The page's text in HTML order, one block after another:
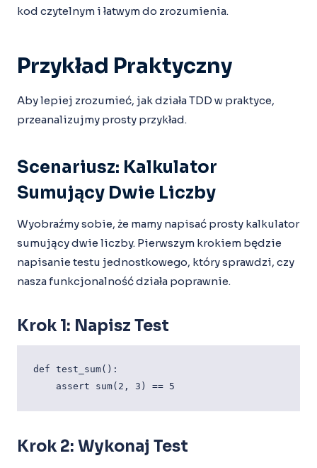
kod czytelnym i łatwym do zrozumienia.
Przykład Praktyczny
Aby lepiej zrozumieć, jak działa TDD w praktyce,
przeanalizujmy prosty przykład.
Scenariusz: Kalkulator
Sumujący Dwie Liczby
Wyobraźmy sobie, że mamy napisać prosty kalkulator
sumujący dwie liczby. Pierwszym krokiem będzie
napisanie testu jednostkowego, który sprawdzi, czy
nasza funkcjonalność działa poprawnie.
Krok 1: Napisz Test
def test_sum():
Krok 2: Wykonaj Test